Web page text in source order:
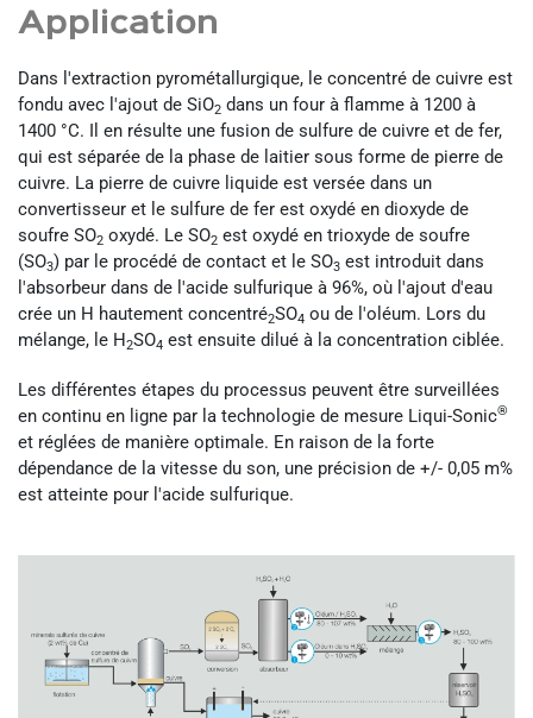
Application
Dans l'extraction pyrométallurgique, le concentré de cuivre est
fondu avec l'ajout de SiO2 dans un four à flamme à 1200 à
1400 °C. Il en résulte une fusion de sulfure de cuivre et de fer,
qui est séparée de la phase de laitier sous forme de pierre de
cuivre. La pierre de cuivre liquide est versée dans un
convertisseur et le sulfure de fer est oxydé en dioxyde de
soufre SO2 oxydé. Le SO2 est oxydé en trioxyde de soufre
(SO3) par le procédé de contact et le SO3 est introduit dans
l'absorbeur dans de l'acide sulfurique à 96%, où l'ajout d'eau
crée un H hautement concentré2SO4 ou de l'oléum. Lors du
mélange, le H2SO4 est ensuite dilué à la concentration ciblée.
Les différentes étapes du processus peuvent être surveillées
en continu en ligne par la technologie de mesure Liqui-Sonic®
et réglées de manière optimale. En raison de la forte
dépendance de la vitesse du son, une précision de +/- 0,05 m%
est atteinte pour l'acide sulfurique.